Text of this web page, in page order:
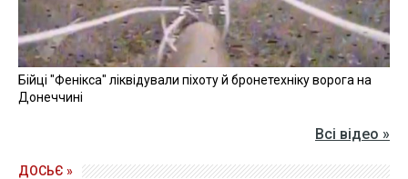
Бійці "Фенікса" ліквідували піхоту й бронетехніку ворога на
Донеччині
Всі відео »
ДОСЬЄ »